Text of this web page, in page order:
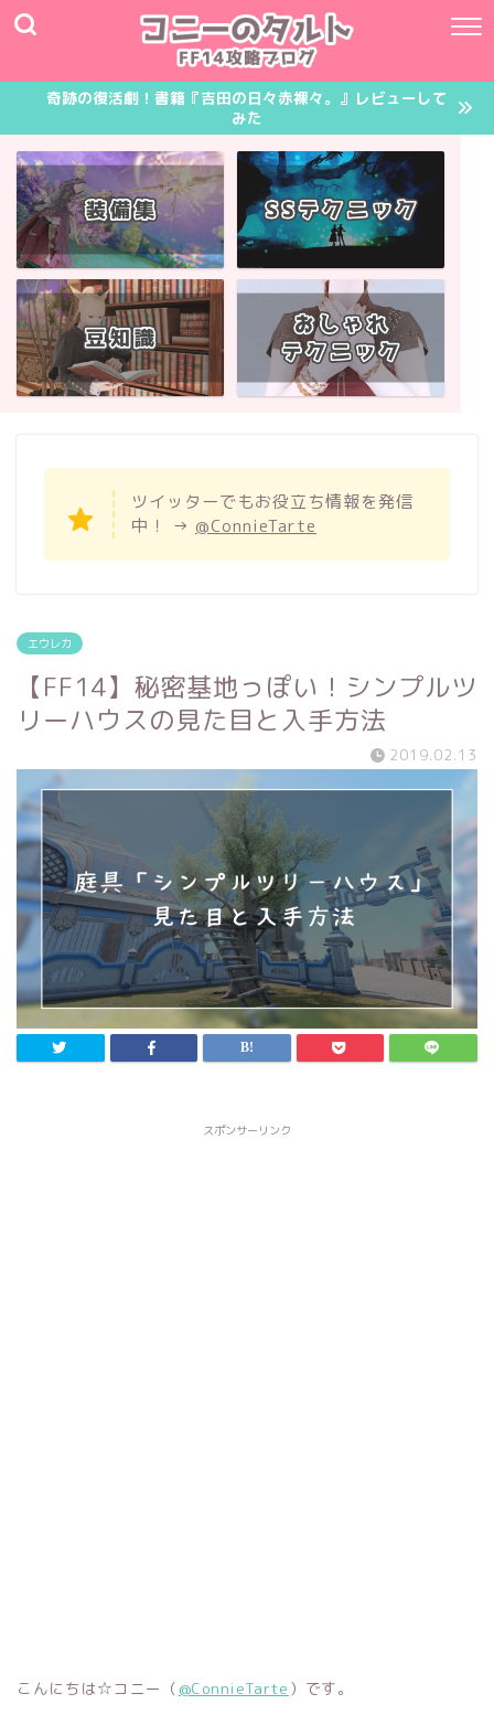
奇跡の復活劇！書籍『吉田の日々赤裸々。』レビューして
みた
ツイッターでもお役立ち情報を発信
中！ → @ConnieTarte
エウレカ
【FF14】秘密基地っぽい！シンプルツ
リーハウスの見た目と入手方法
2019.02.13
スポンサーリンク
こんにちは☆コニー（ @ConnieTarte ）です。